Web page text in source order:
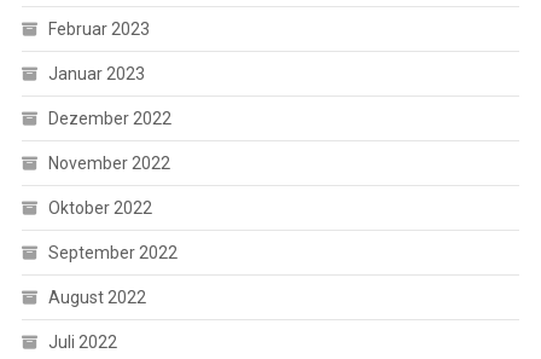
Februar 2023
Januar 2023
Dezember 2022
November 2022
Oktober 2022
September 2022
August 2022
Juli 2022